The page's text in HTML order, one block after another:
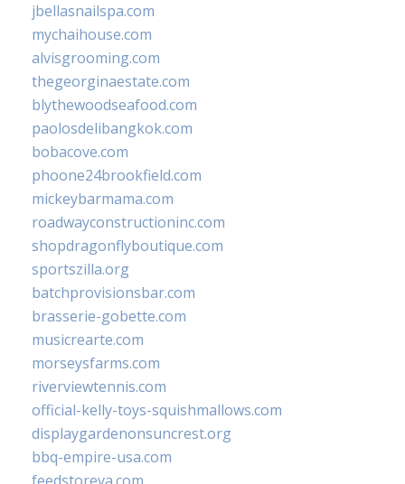
jbellasnailspa.com
mychaihouse.com
alvisgrooming.com
thegeorginaestate.com
blythewoodseafood.com
paolosdelibangkok.com
bobacove.com
phoone24brookfield.com
mickeybarmama.com
roadwayconstructioninc.com
shopdragonflyboutique.com
sportszilla.org
batchprovisionsbar.com
brasserie-gobette.com
musicrearte.com
morseysfarms.com
riverviewtennis.com
official-kelly-toys-squishmallows.com
displaygardenonsuncrest.org
bbq-empire-usa.com